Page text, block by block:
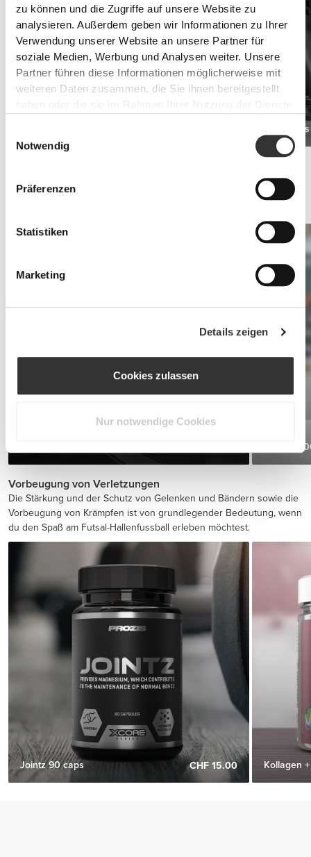
zu können und die Zugriffe auf unsere Website zu
analysieren. Außerdem geben wir Informationen zu Ihrer
Verwendung unserer Website an unsere Partner für
soziale Medien, Werbung und Analysen weiter. Unsere
Partner führen diese Informationen möglicherweise mit
weiteren Daten zusammen, die Sie ihnen bereitgestellt
Notwendig
Präferenzen
Statistiken
Marketing
Details zeigen
Cookies zulassen
Nur notwendige Cookies
Real
Energie zu haben ist wichtig, um dich durch das gesamte Spiel zu
Koffein
Vorbeugung von Verletzungen
Die Stärkung und der Schutz von Gelenken und Bändern sowie die
Vorbeugung von Krämpfen ist von grundlegender Bedeutung, wenn
du den Spaß am Futsal-Hallenfussball erleben möchtest.
Jointz 90 caps CHF 15.00 Kollagen